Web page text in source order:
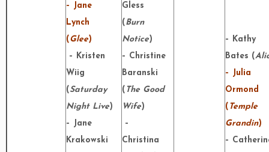
– Jane
Lynch
(Glee)
– Kristen
Wiig
(Saturday
Night Live)
– Jane
Krakowski
Gless
(Burn
Notice)
– Christine
Baranski
( The Good
Wife)
–
Christina
– Kathy
Bates (
– Julia
Ormond
( Temple
Grandin)
–